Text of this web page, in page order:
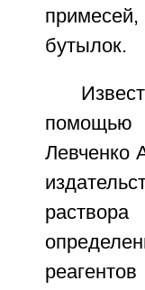
бутылок.
помощью
Левченко